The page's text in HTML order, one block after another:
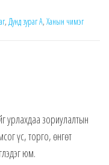
, Дунд зураг А, Ханын чимэг
урлахдаа зориулалтын
үс, торго, өнгөт
юм.